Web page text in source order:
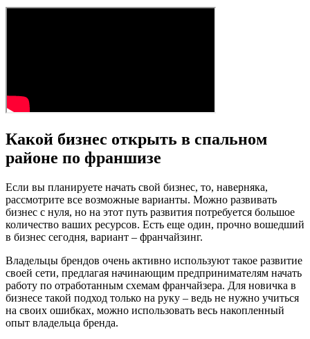
Какой бизнес открыть в спальном
районе по франшизе
Если вы планируете начать свой бизнес, то, наверняка,
рассмотрите все возможные варианты. Можно развивать
бизнес с нуля, но на этот путь развития потребуется большое
количество ваших ресурсов. Есть еще один, прочно вошедший
в бизнес сегодня, вариант – франчайзинг.
Владельцы брендов очень активно используют такое развитие
своей сети, предлагая начинающим предпринимателям начать
работу по отработанным схемам франчайзера. Для новичка в
бизнесе такой подход только на руку – ведь не нужно учиться
на своих ошибках, можно использовать весь накопленный
опыт владельца бренда.